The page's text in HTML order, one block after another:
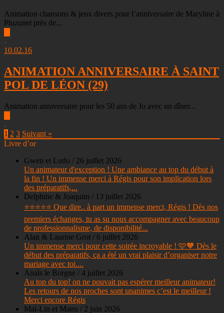
Animation chansons & jeux divers pour l’anniversaire de Maryline à
Pluzunet près de...
10.02.16
ANIMATION ANNIVERSAIRE À SAINT
POL DE LÉON (29)
Animation anniversaire pour les 50 ans de Jo avec un dîner...
1 2 3 Suivant »
Livre d’or
Gwen et Ludo / 26 juillet 2026
Un animateur d'exception ! Une ambiance au top du début à
la fin ! Un immense merci à Régis pour son implication lors
des préparatifs,...
Delphine & Joaquim / 13 juillet 2026
⭐⭐⭐⭐⭐ Que dire.. à part un immense merci, Régis ! Dès nos
premiers échanges, tu as su nous accompagner avec beaucoup
de professionnalisme, de disponibilité...
Alan & Laurine Grot / 6 juillet 2026
Un immense merci pour cette soirée incroyable ! 🩷🧡 Dès le
début des préparatifs, ça a été un vrai plaisir d’organiser notre
mariage avec toi....
Anaïs le Borgne / 4 juillet 2026
Au top du top! on ne pouvait pas espérer meilleur animateur!
Les retours de nos proches sont unanimes c’est le meilleur !
Merci encore Régis
Maï-Lin et Manu / 2 juin 2026